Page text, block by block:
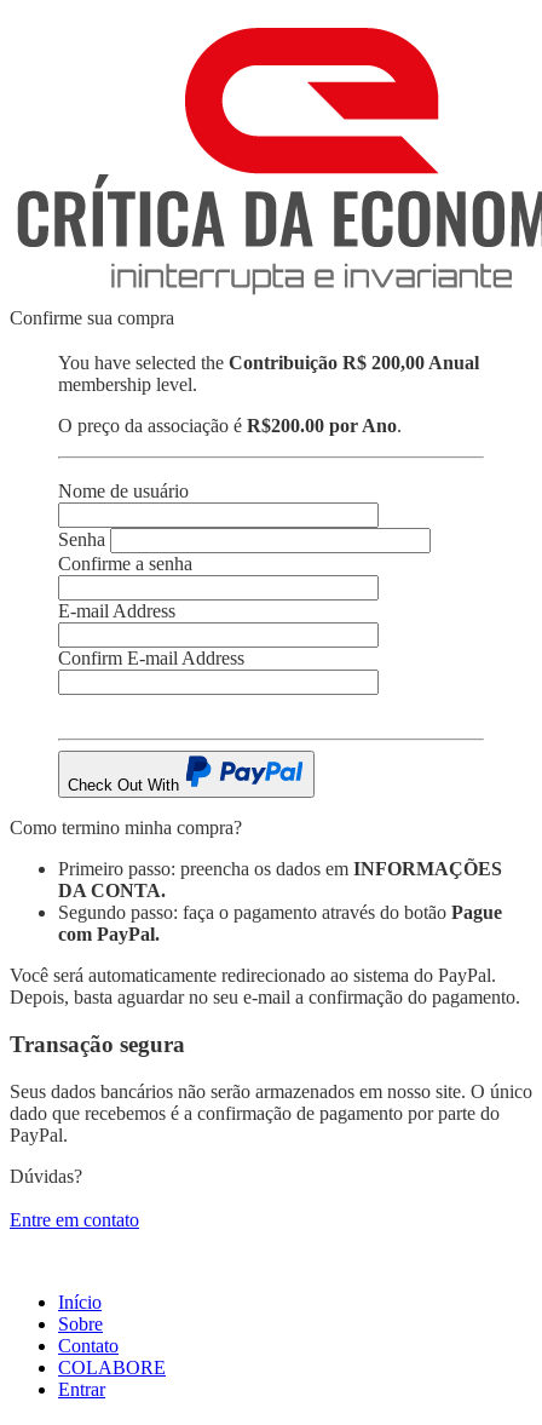
Confirme sua compra
You have selected the Contribuição R$ 200,00 Anual
membership level.
O preço da associação é R$200.00 por Ano.
Nome de usuário
Senha
Confirme a senha
E-mail Address
Confirm E-mail Address
Check Out With
PayPal
Como termino minha compra?
Primeiro passo: preencha os dados em INFORMAÇÕES
DA CONTA.
Segundo passo: faça o pagamento através do botão Pague
com PayPal.
Você será automaticamente redirecionado ao sistema do PayPal.
Depois, basta aguardar no seu e-mail a confirmação do pagamento.
Transação segura
Seus dados bancários não serão armazenados em nosso site. O único
dado que recebemos é a confirmação de pagamento por parte do
PayPal.
Dúvidas?
Entre em contato
Início
Sobre
Contato
COLABORE
Entrar